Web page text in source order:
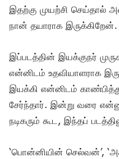
இதற்கு முயற்சி செய்தால்
நான் தயாராக இருக்கிறேன்.
இப்படத்தின் இயக்குநர்
என்னிடம் உதவியாளராக
இயக்கி என்னிடம்
சேர்ந்தார். இன்று வரை
நடிகரும் கூட, இந்தப்
‘பொன்னியின் செல்வன்’,